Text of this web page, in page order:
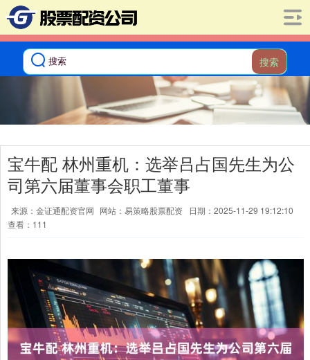
搜索
宝牛配 林州重机：选举吕占国先生为公
司第六届董事会职工董事
来源：金证通配资官网 网站：易策略股票配资
日期：2025-11-29 19:12:10
查看：111